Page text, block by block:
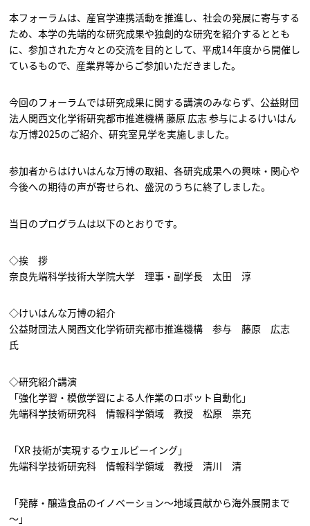
本フォーラムは、産官学連携活動を推進し、社会の発展に寄与する
ため、本学の先端的な研究成果や独創的な研究を紹介するととも
に、参加された方々との交流を目的として、平成14年度から開催し
ているもので、産業界等からご参加いただきました。
今回のフォーラムでは研究成果に関する講演のみならず、公益財団
法人関西文化学術研究都市推進機構 藤原 広志 参与によるけいはん
な万博2025のご紹介、研究室見学を実施しました。
参加者からはけいはんな万博の取組、各研究成果への興味・関心や
今後への期待の声が寄せられ、盛況のうちに終了しました。
当日のプログラムは以下のとおりです。
◇挨 拶
奈良先端科学技術大学院大学 理事・副学長 太田 淳
◇けいはんな万博の紹介
公益財団法人関西文化学術研究都市推進機構 参与 藤原 広志
氏
◇研究紹介講演
「強化学習・模倣学習による人作業のロボット自動化」
先端科学技術研究科 情報科学領域 教授 松原 祟充
「XR 技術が実現するウェルビーイング」
先端科学技術研究科 情報科学領域 教授 清川 清
「発酵・醸造食品のイノベーション～地域貢献から海外展開まで
～」